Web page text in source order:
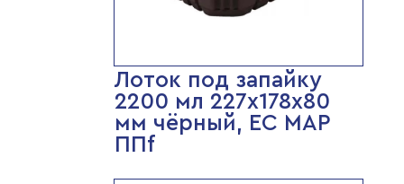
Лоток под запайку
2200 мл 227х178х80
мм чёрный, ЕС МАР
ППf